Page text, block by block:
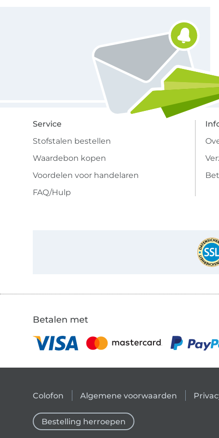
Service
Stofstalen bestellen
Waardebon kopen
Voordelen voor handelaren
FAQ/Hulp
Betalen met
Colofon Algemene voorwaarden
Bestelling herroepen